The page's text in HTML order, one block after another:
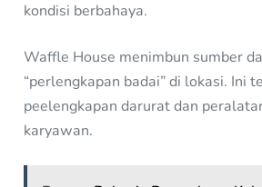
kondisi berbahaya.
Waffle House menimbun sumber
“perlengkapan badai” di lokasi. Ini
peelengkapan darurat dan
karyawan.